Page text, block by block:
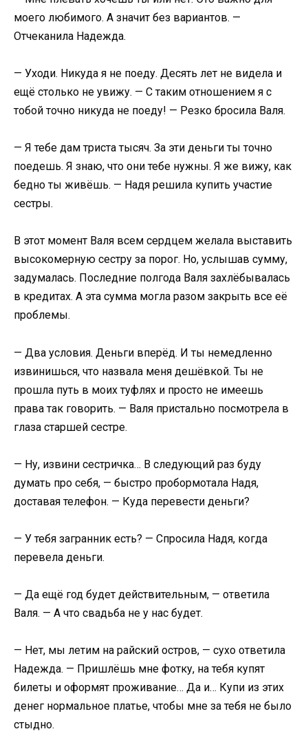
моего любимого. А значит без вариантов. —
Отчеканила Надежда.​
​— Уходи. Никуда я не поеду. Десять лет не видела и
ещё столько не увижу. — С таким отношением я с
тобой точно никуда не поеду! — Резко бросила Валя.​
​— Я тебе дам триста тысяч. За эти деньги ты точно
поедешь. Я знаю, что они тебе нужны. Я же вижу, как
бедно ты живёшь. — Надя решила купить участие
сестры.​
В этот момент Валя всем сердцем желала выставить
высокомерную сестру за порог. Но, услышав сумму,
задумалась. Последние полгода Валя захлёбывалась
в кредитах. А эта сумма могла разом закрыть все её
проблемы.​
​— Два условия. Деньги вперёд. И ты немедленно
извинишься, что назвала меня дешёвкой. Ты не
прошла путь в моих туфлях и просто не имеешь
права так говорить. — Валя пристально посмотрела в
глаза старшей сестре.​
​— Ну, извини сестричка… В следующий раз буду
думать про себя, — быстро пробормотала Надя,
доставая телефон. — Куда перевести деньги?​
​— У тебя загранник есть? — Спросила Надя, когда
перевела деньги.​
​— Да ещё год будет действительным, — ответила
Валя. — А что свадьба не у нас будет.​
​— Нет, мы летим на райский остров, — сухо ответила
Надежда. — Пришлёшь мне фотку, на тебя купят
билеты и оформят проживание… Да и… Купи из этих
денег нормальное платье, чтобы мне за тебя не было
стыдно.​